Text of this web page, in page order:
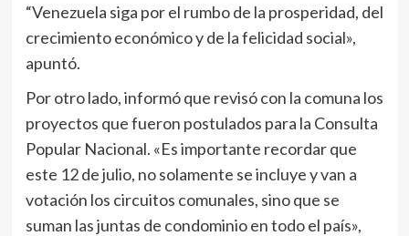
“Venezuela siga por el rumbo de la prosperidad, del
crecimiento económico y de la felicidad social»,
apuntó.
Por otro lado, informó que revisó con la comuna los
proyectos que fueron postulados para la Consulta
Popular Nacional. «Es importante recordar que
este 12 de julio, no solamente se incluye y van a
votación los circuitos comunales, sino que se
suman las juntas de condominio en todo el país»,